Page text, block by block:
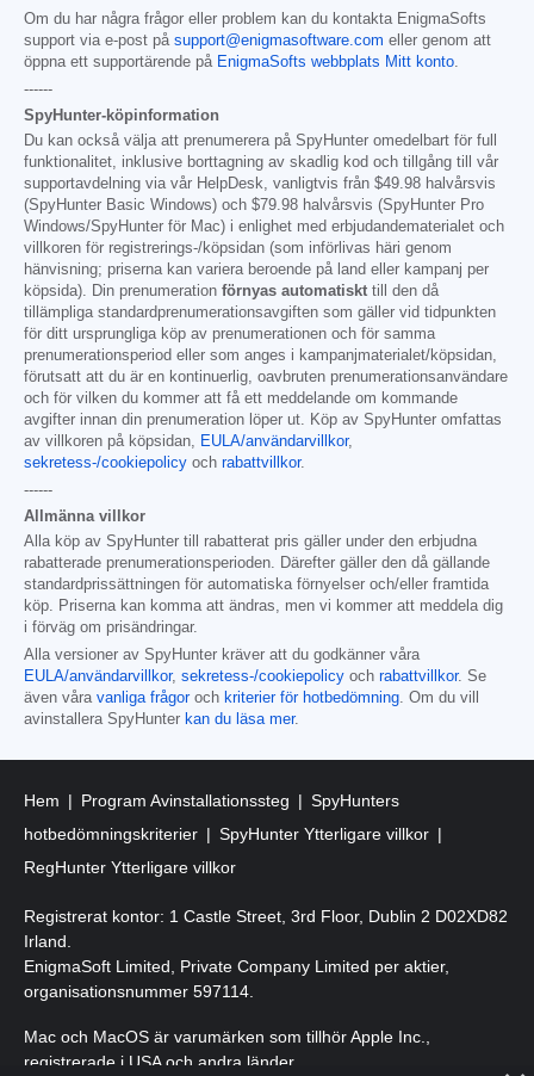
Om du har några frågor eller problem kan du kontakta EnigmaSofts
support via e-post på support@enigmasoftware.com eller genom att
öppna ett supportärende på EnigmaSofts webbplats Mitt konto.
------
SpyHunter-köpinformation
Du kan också välja att prenumerera på SpyHunter omedelbart för full
funktionalitet, inklusive borttagning av skadlig kod och tillgång till vår
supportavdelning via vår HelpDesk, vanligtvis från $49.98 halvårsvis
(SpyHunter Basic Windows) och $79.98 halvårsvis (SpyHunter Pro
Windows/SpyHunter för Mac) i enlighet med erbjudandematerialet och
villkoren för registrerings-/köpsidan (som införlivas häri genom
hänvisning; priserna kan variera beroende på land eller kampanj per
köpsida). Din prenumeration förnyas automatiskt till den då
tillämpliga standardprenumerationsavgiften som gäller vid tidpunkten
för ditt ursprungliga köp av prenumerationen och för samma
prenumerationsperiod eller som anges i kampanjmaterialet/köpsidan,
förutsatt att du är en kontinuerlig, oavbruten prenumerationsanvändare
och för vilken du kommer att få ett meddelande om kommande
avgifter innan din prenumeration löper ut. Köp av SpyHunter omfattas
av villkoren på köpsidan, EULA/användarvillkor,
sekretess-/cookiepolicy och rabattvillkor.
------
Allmänna villkor
Alla köp av SpyHunter till rabatterat pris gäller under den erbjudna
rabatterade prenumerationsperioden. Därefter gäller den då gällande
standardprissättningen för automatiska förnyelser och/eller framtida
köp. Priserna kan komma att ändras, men vi kommer att meddela dig
i förväg om prisändringar.
Alla versioner av SpyHunter kräver att du godkänner våra
EULA/användarvillkor, sekretess-/cookiepolicy och rabattvillkor. Se
även våra vanliga frågoroch kriterier för hotbedömning. Om du vill
avinstallera SpyHunter kan du läsa mer.
Hem Program Avinstallationssteg
SpyHunters
hotbedömningskriterier
SpyHunter Ytterligare villkor
RegHunter Ytterligare villkor
Registrerat kontor: 1 Castle Street, 3rd Floor, Dublin 2 D02XD82
Irland.
EnigmaSoft Limited, Private Company Limited per aktier,
organisationsnummer 597114.
Mac och MacOS är varumärken som tillhör Apple Inc.,
registrerade i USA och andra länder.